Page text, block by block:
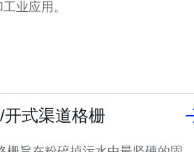
业应用。
式渠道格栅